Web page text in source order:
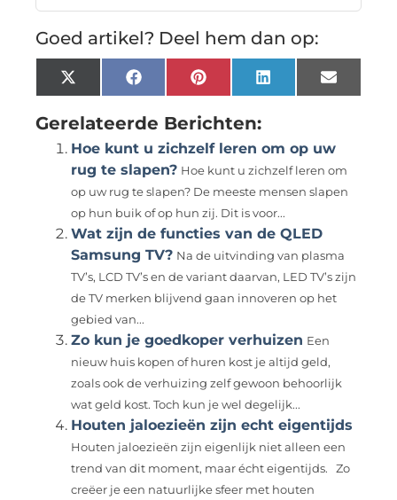
Goed artikel? Deel hem dan op:
X
(Twitter)
FacebookPinterestLinkedInEmail
Gerelateerde Berichten:
Hoe kunt u zichzelf leren om op uw
rug te slapen? Hoe kunt u zichzelf leren om
op uw rug te slapen? De meeste mensen slapen
op hun buik of op hun zij. Dit is voor...
Wat zijn de functies van de QLED
Samsung TV? Na de uitvinding van plasma
TV’s, LCD TV’s en de variant daarvan, LED TV’s zijn
de TV merken blijvend gaan innoveren op het
gebied van...
Zo kun je goedkoper verhuizen Een
nieuw huis kopen of huren kost je altijd geld,
zoals ook de verhuizing zelf gewoon behoorlijk
wat geld kost. Toch kun je wel degelijk...
Houten jaloezieën zijn echt eigentijds
Houten jaloezieën zijn eigenlijk niet alleen een
trend van dit moment, maar écht eigentijds. Zo
creëer je een natuurlijke sfeer met houten